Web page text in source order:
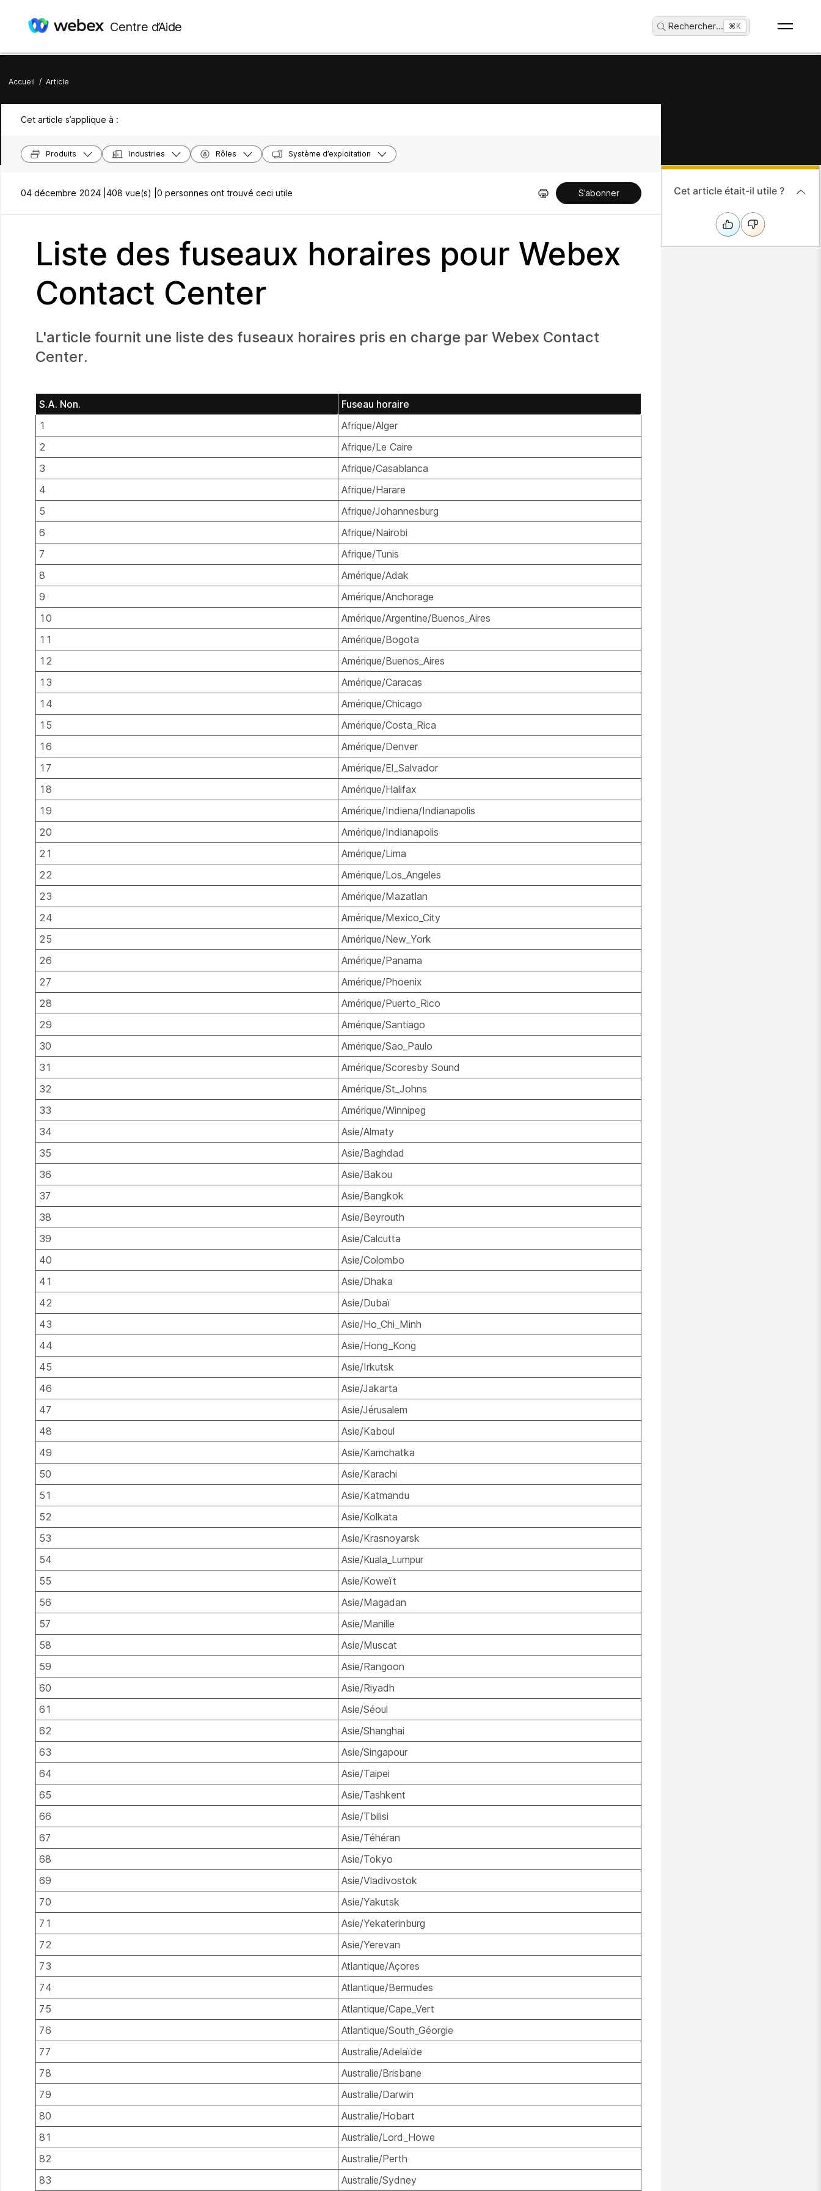
Centre d’Aide Rechercher... ⌘K
Accueil / Article
Cet article s’applique à :
Produits Industries Rôles Système d’exploitation
04 décembre 2024 | 408 vue(s) | 0 personnes ont trouvé ceci utile S’abonner
Liste des fuseaux horaires pour Webex
Contact Center
L'article fournit une liste des fuseaux horaires pris en charge par Webex Contact
Center.
S.A. Non.
Fuseau horaire
1
Afrique/Alger
2
Afrique/Le Caire
3
Afrique/Casablanca
4
Afrique/Harare
5
Afrique/Johannesburg
6
Afrique/Nairobi
7
Afrique/Tunis
8
Amérique/Adak
9
Amérique/Anchorage
10
Amérique/Argentine/Buenos_Aires
11
Amérique/Bogota
12
Amérique/Buenos_Aires
13
Amérique/Caracas
14
Amérique/Chicago
15
Amérique/Costa_Rica
16
Amérique/Denver
17
Amérique/El_Salvador
18
Amérique/Halifax
19
Amérique/Indiena/Indianapolis
20
Amérique/Indianapolis
21
Amérique/Lima
22
Amérique/Los_Angeles
23
Amérique/Mazatlan
24
Amérique/Mexico_City
25
Amérique/New_York
26
Amérique/Panama
27
Amérique/Phoenix
28
Amérique/Puerto_Rico
29
Amérique/Santiago
30
Amérique/Sao_Paulo
31
Amérique/Scoresby Sound
32
Amérique/St_Johns
33
Amérique/Winnipeg
34
Asie/Almaty
35
Asie/Baghdad
36
Asie/Bakou
37
Asie/Bangkok
38
Asie/Beyrouth
39
Asie/Calcutta
40
Asie/Colombo
41
Asie/Dhaka
42
Asie/Dubaï
43
Asie/Ho_Chi_Minh
44
Asie/Hong_Kong
45
Asie/Irkutsk
46
Asie/Jakarta
47
Asie/Jérusalem
48
Asie/Kaboul
49
Asie/Kamchatka
50
Asie/Karachi
51
Asie/Katmandu
52
Asie/Kolkata
53
Asie/Krasnoyarsk
54
Asie/Kuala_Lumpur
55
Asie/Koweït
56
Asie/Magadan
57
Asie/Manille
58
Asie/Muscat
59
Asie/Rangoon
60
Asie/Riyadh
61
Asie/Séoul
62
Asie/Shanghai
63
Asie/Singapour
64
Asie/Taipei
65
Asie/Tashkent
66
Asie/Tbilisi
67
Asie/Téhéran
68
Asie/Tokyo
69
Asie/Vladivostok
70
Asie/Yakutsk
71
Asie/Yekaterinburg
72
Asie/Yerevan
73
Atlantique/Açores
74
Atlantique/Bermudes
75
Atlantique/Cape_Vert
76
Atlantique/South_Géorgie
77
Australie/Adelaïde
78
Australie/Brisbane
79
Australie/Darwin
80
Australie/Hobart
81
Australie/Lord_Howe
82
Australie/Perth
83
Australie/Sydney
Cet article était-il utile ?